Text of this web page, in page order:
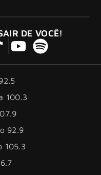
DE VOCÊ!
100.3
92.9
105.3